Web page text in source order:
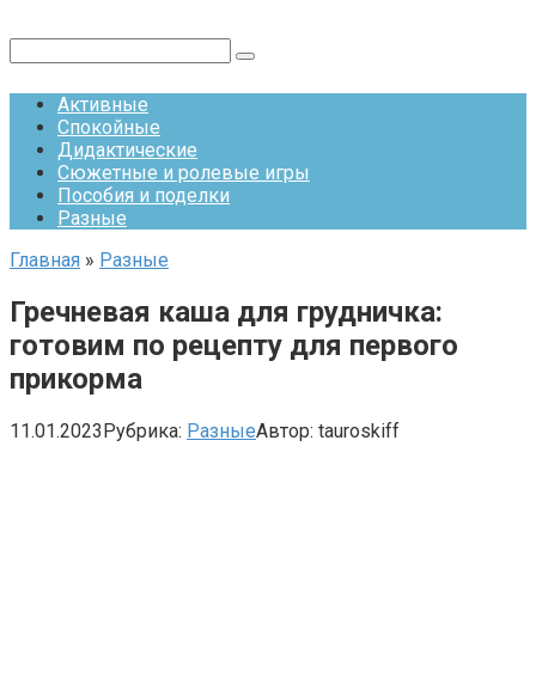
Активные
Спокойные
Дидактические
Сюжетные и ролевые игры
Пособия и поделки
Разные
Главная » Разные
Гречневая каша для грудничка:
готовим по рецепту для первого
прикорма
11.01.2023Рубрика: РазныеАвтор: tauroskiff